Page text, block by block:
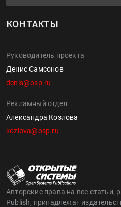
КОНТАКТЫ
Руководитель проекта
Денис Самсонов
denis@osp.ru
Рекламный отдел
Александра Козлова
kozlova@osp.ru
Авторские права на все статьи,
Publish, принадлежат